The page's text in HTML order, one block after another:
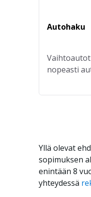
Autohaku
nopeasti
Yllä olevat
sopimuksen
enintään 8
yhteydessä